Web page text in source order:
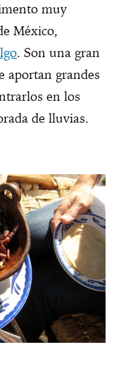
muy
México,
. Son una gran
aportan grandes
en los
de lluvias.